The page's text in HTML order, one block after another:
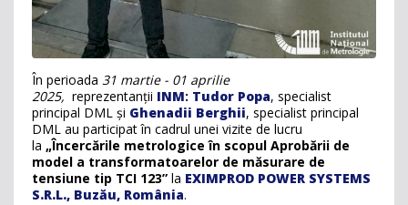
În perioada 31 martie - 01 aprilie
2025, reprezentanții INM: Tudor Popa, specialist
principal DML și Ghenadii Berghii, specialist principal
DML au participat în cadrul unei vizite de lucru
la „Încercările metrologice în scopul Aprobării de
model a transformatoarelor de măsurare de
tensiune tip TCI 123” la EXIMPROD POWER SYSTEMS
S.R.L., Buzău, România.